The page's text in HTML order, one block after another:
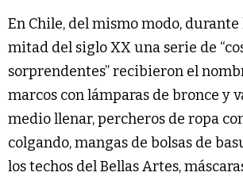
En Chile, del mismo modo,
mitad del siglo XX una serie de
sorprendentes” recibieron el
marcos con lámparas de bronce y
medio llenar, percheros de ropa
colgando, mangas de bolsas de
los techos del Bellas Artes,